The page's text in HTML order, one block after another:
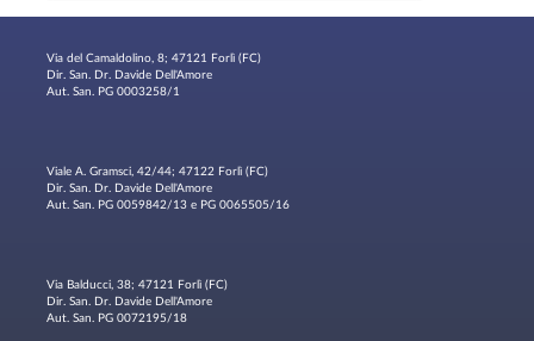
Via del Camaldolino, 8; 47121 Forlì (FC)
Dir. San. Dr. Davide Dell'Amore
Aut. San. PG 0003258/1
Viale A. Gramsci, 42/44; 47122 Forlì (FC)
Dir. San. Dr. Davide Dell'Amore
Aut. San. PG 0059842/13 e PG 0065505/16
Via Balducci, 38; 47121 Forlì (FC)
Dir. San. Dr. Davide Dell'Amore
Aut. San. PG 0072195/18